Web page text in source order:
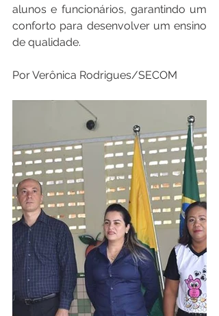
alunos e funcionários, garantindo um
conforto para desenvolver um ensino
de qualidade.
Por Verônica Rodrigues/SECOM